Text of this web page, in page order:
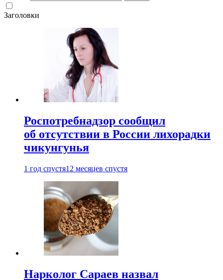
Заголовки
Роспотребнадзор сообщил
об отсутствии в России лихорадки
чикунгунья
1 год спустя12 месяцев спустя
Нарколог Сараев назвал